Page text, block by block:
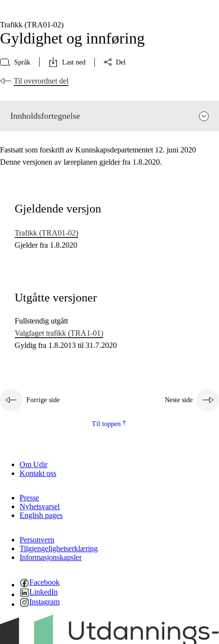
Trafikk (TRA01‑02)
Gyldighet og innføring
Språk Last ned Del
Til overordnet del
Innholdsfortegnelse
Kjerneelementer
Fastsatt som forskrift av Kunnskapsdepartementet 12. juni 2020
Denne versjonen av læreplanen gjelder fra 1.8.2020.
Gjeldende versjon
Trafikk (TRA01‑02)
Gjelder fra 1.8.2020
Utgåtte versjoner
Fullstendig utgått
Valgfaget trafikk (TRA1‑01)
Gyldig fra 1.8.2013 til 31.7.2020
Forrige side Neste side
Til toppen
Om Udir
Kontakt oss
Presse
Nyhetsvarsel
English pages
Personvern
Tilgjengelighetserklæring
Informasjonskapsler
Facebook
LinkedIn
Instagram